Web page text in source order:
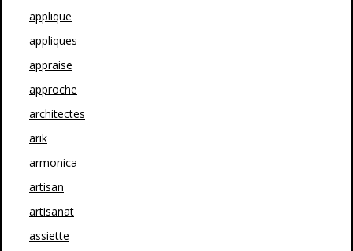
applique
appliques
appraise
approche
architectes
arik
armonica
artisan
artisanat
assiette